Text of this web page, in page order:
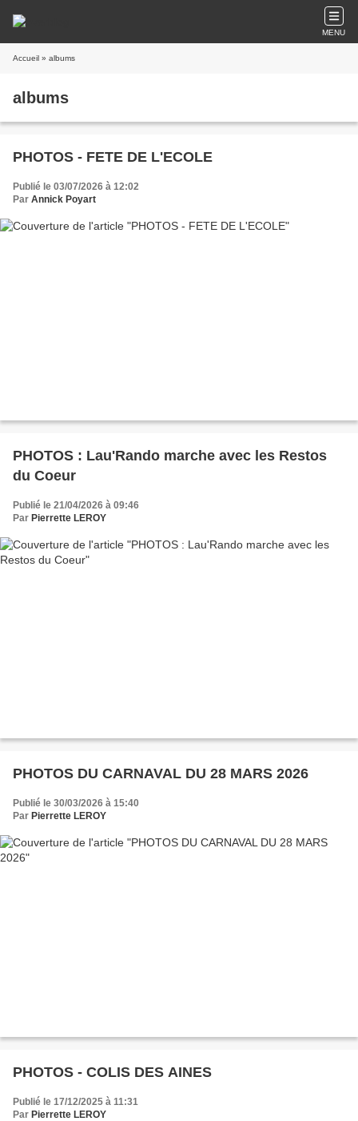
MENU
Accueil » albums
albums
PHOTOS - FETE DE L'ECOLE
Publié le 03/07/2026 à 12:02
Par Annick Poyart
PHOTOS : Lau'Rando marche avec les Restos
du Coeur
Publié le 21/04/2026 à 09:46
Par Pierrette LEROY
PHOTOS DU CARNAVAL DU 28 MARS 2026
Publié le 30/03/2026 à 15:40
Par Pierrette LEROY
PHOTOS - COLIS DES AINES
Publié le 17/12/2025 à 11:31
Par Pierrette LEROY